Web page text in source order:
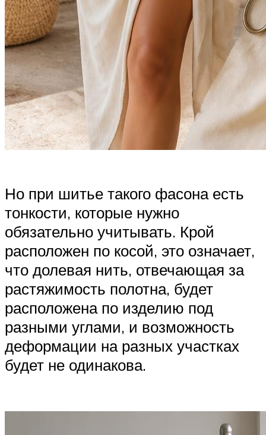
Но при шитье такого фасона есть
тонкости, которые нужно
обязательно учитывать. Крой
расположен по косой, это означает,
что долевая нить, отвечающая за
растяжимость полотна, будет
расположена по изделию под
разными углами, и возможность
деформации на разных участках
будет не одинакова.